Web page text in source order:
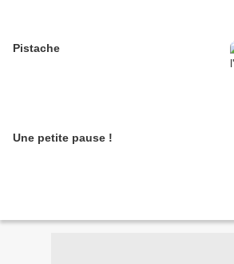
Pistache
Une petite pause !